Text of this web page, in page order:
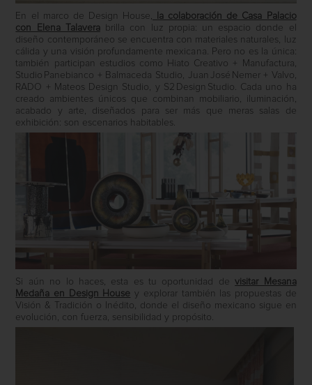
En el marco de Design House, la colaboración de Casa Palacio
con Elena Talaverabrilla con luz propia: un espacio donde el
diseño contemporáneo se encuentra con materiales naturales, luz
cálida y una visión profundamente mexicana. Pero no es la única:
también participan estudios como Hiato Creativo + Manufactura,
Studio Panebianco + Balmaceda Studio, Juan José Nemer + Valvo,
RADO + Mateos Design Studio, y S2 Design Studio. Cada uno ha
creado ambientes únicos que combinan mobiliario, iluminación,
acabado y arte, diseñados para ser más que meras salas de
exhibición: son escenarios habitables.
Si aún no lo haces, esta es tu oportunidad devisitar Mesana
Medaña en Design House y explorar también las propuestas de
Visión & Tradición o Inédito, donde el diseño mexicano sigue en
evolución, con fuerza, sensibilidad y propósito.